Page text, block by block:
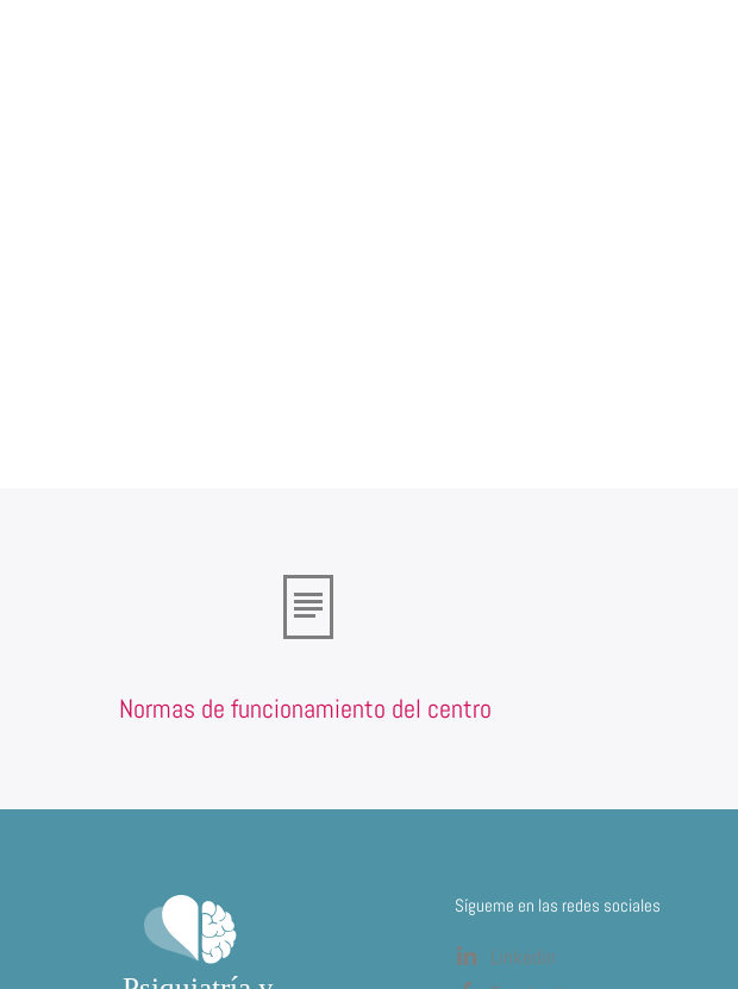
Normas de funcionamiento del centro
Sígueme en las redes sociales
Linkedin